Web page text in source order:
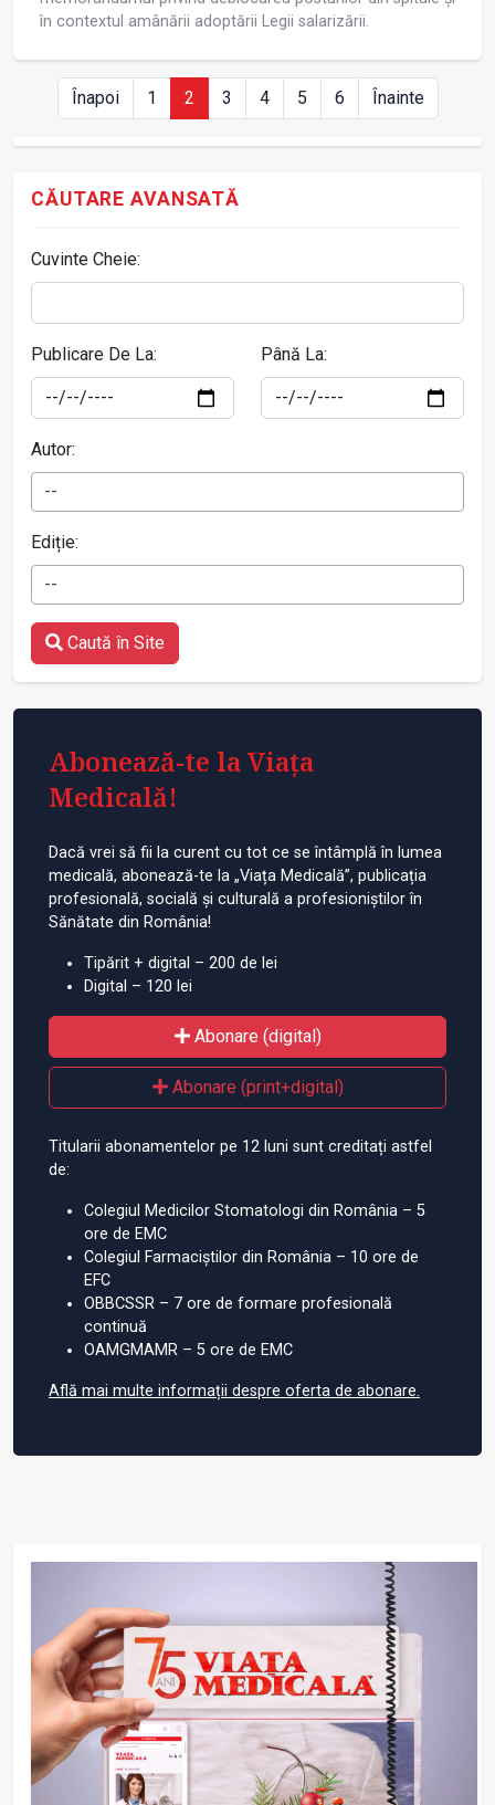
în contextul amânării adoptării Legii salarizării.
Înapoi 1 2 3 4 5 6 Înainte
CĂUTARE AVANSATĂ
Cuvinte Cheie:
Publicare De La: Până La:
Autor:
--
Ediție:
--
Caută în Site
Abonează-te la Viața
Medicală!
Dacă vrei să fii la curent cu tot ce se întâmplă în lumea
medicală, abonează-te la „Viața Medicală”, publicația
profesională, socială și culturală a profesioniștilor în
Sănătate din România!
Tipărit + digital – 200 de lei
Digital – 120 lei
Abonare (digital)
Abonare (print+digital)
Titularii abonamentelor pe 12 luni sunt creditați astfel
de:
Colegiul Medicilor Stomatologi din România – 5
ore de EMC
Colegiul Farmaciștilor din România – 10 ore de
EFC
OBBCSSR – 7 ore de formare profesională
continuă
OAMGMAMR – 5 ore de EMC
Află mai multe informații despre oferta de abonare.